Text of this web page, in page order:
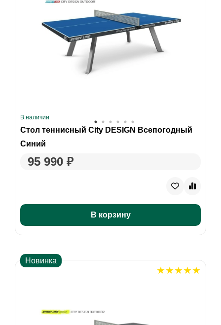
В наличии
Стол теннисный City DESIGN Всепогодный
Синий
95 990 ₽
В корзину
Новинка